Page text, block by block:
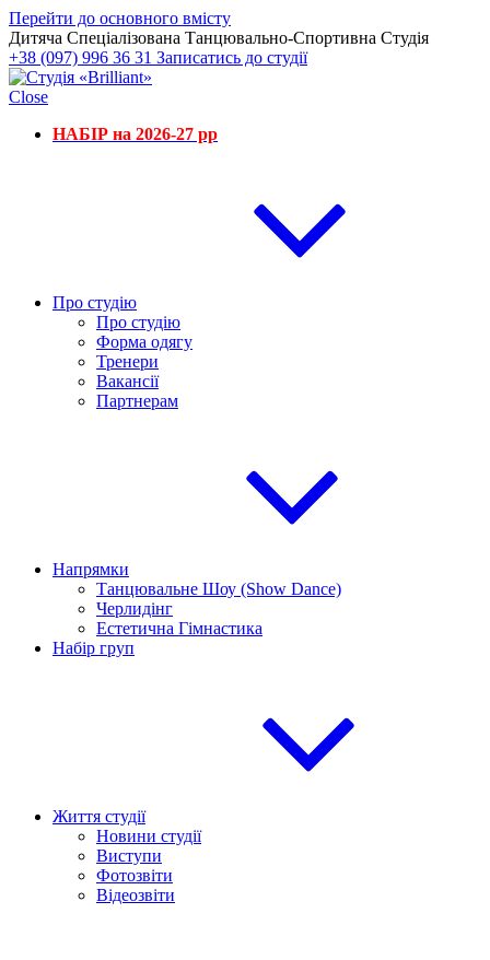
Перейти до основного вмісту
Дитяча Спеціалізована Танцювально-Спортивна Студія
+38 (097) 996 36 31 Записатись до студії
Close
НАБІР на 2026-27 рр
Про студію
Про студію
Форма одягу
Тренери
Вакансії
Партнерам
Напрямки
Танцювальне Шоу (Show Dance)
Черлидінг
Естетична Гімнастика
Набір груп
Життя студії
Новини студії
Виступи
Фотозвіти
Відеозвіти